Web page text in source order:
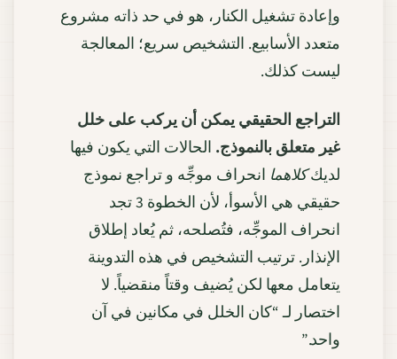
وإعادة تشغيل الكنار، هو في حد ذاته مشروع
متعدد الأسابيع. التشخيص سريع؛ المعالجة
ليست كذلك.
التراجع الحقيقي يمكن أن يركب على خلل
غير متعلق بالنموذج. الحالات التي يكون فيها
لديككلاهما انحراف موجِّه و تراجع نموذج
حقيقي هي الأسوأ، لأن الخطوة 3 تجد
انحراف الموجِّه، فتُصلحه، ثم يُعاد إطلاق
الإنذار. ترتيب التشخيص في هذه التدوينة
يتعامل معها لكن يُضيف وقتاً منقضياً. لا
اختصار لـ “كان الخلل في مكانين في آن
واحد.”